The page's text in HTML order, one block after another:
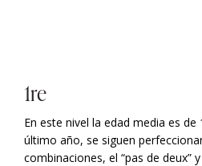
1re
En este nivel la edad media es de
último año, se siguen
combinaciones, el “pas de deux”